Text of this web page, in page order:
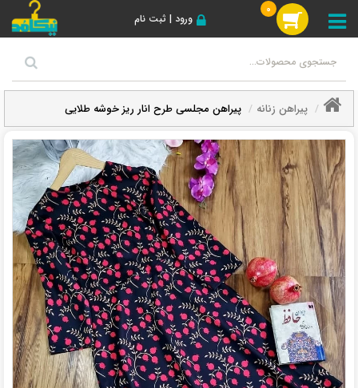
ورود | ثبت نام
0
پیراهن زنانه پیراهن مجلسی طرح انار ریز خوشه طلایی